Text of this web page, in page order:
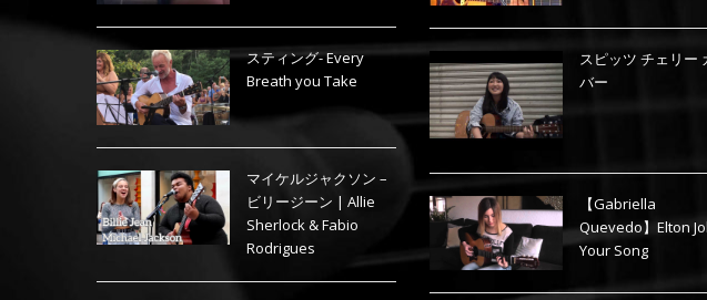
スティング- Every
Breath you Take
マイケルジャクソン –
ビリージーン | Allie
Sherlock & Fabio
Rodrigues
スピッツ チェリー
バー
【Gabriella
Quevedo】Elton
Your Song